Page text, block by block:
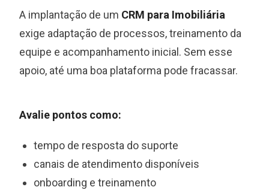
A implantação de um CRM para Imobiliária
exige adaptação de processos, treinamento da
equipe e acompanhamento inicial. Sem esse
apoio, até uma boa plataforma pode fracassar.
Avalie pontos como:
tempo de resposta do suporte
canais de atendimento disponíveis
onboarding e treinamento